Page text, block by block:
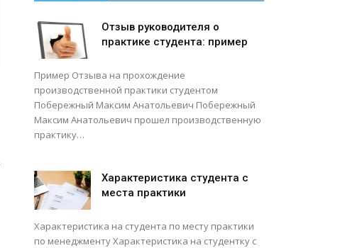
Отзыв руководителя о
практике студента: пример
Пример Отзыва на прохождение
производственной практики студентом
Побережный Максим Анатольевич Побережный
Максим Анатольевич прошел производственную
практику…
Характеристика студента с
места практики
Характеристика на студента по месту практики
по менеджменту Характеристика на студентку с